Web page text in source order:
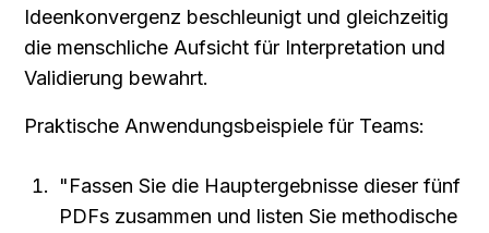
Ideenkonvergenz beschleunigt und gleichzeitig
die menschliche Aufsicht für Interpretation und
Validierung bewahrt.
Praktische Anwendungsbeispiele für Teams:
"Fassen Sie die Hauptergebnisse dieser fünf
PDFs zusammen und listen Sie methodische